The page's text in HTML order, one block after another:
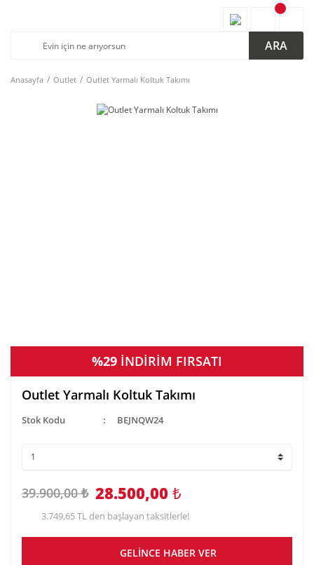
ARA
Anasayfa Outlet Outlet Yarmalı Koltuk Takımı
%29 İNDİRİM FIRSATI
Outlet Yarmalı Koltuk Takımı
Stok Kodu BEJNQW24
39.900,00 ₺ 28.500,00 ₺
3.749,65 TL den başlayan taksitlerle!
GELİNCE HABER VER